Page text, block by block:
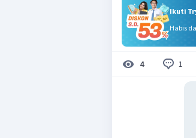
Ikuti
Habis
4 1